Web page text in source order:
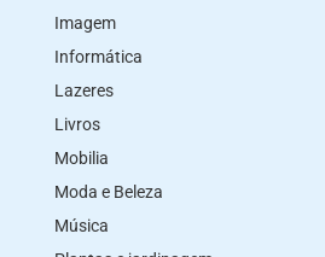
Imagem
Informática
Lazeres
Livros
Mobilia
Moda e Beleza
Música